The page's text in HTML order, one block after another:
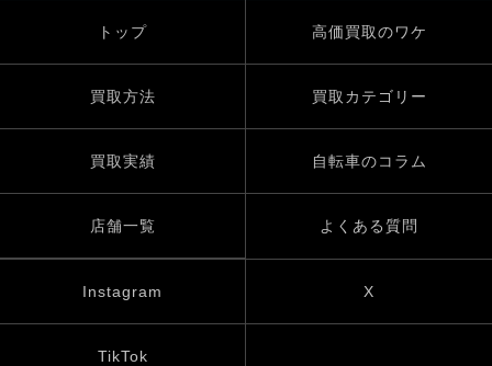
トップ 高価買取のワケ
買取方法 買取カテゴリー
買取実績 自転車のコラム
店舗一覧 よくある質問
Instagram X
TikTok